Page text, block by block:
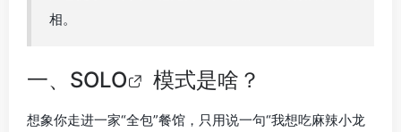
相。
一、 SOLO 模式是啥？
想象你走进一家“全包”餐馆，只用说一句“我想吃麻辣小龙